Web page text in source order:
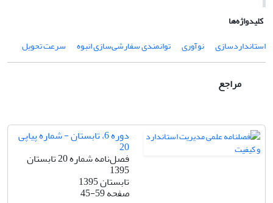
کلیدواژه‌ها
استانداردسازی
نوآوری توانمندی سفارشی‌سازی انبوه سرعت تحویل
مراجع
دوره 6، تابستان - شماره پیاپی
20
فصل‌نامه شماره 20 تابستان
1395
تابستان 1395
صفحه45-59